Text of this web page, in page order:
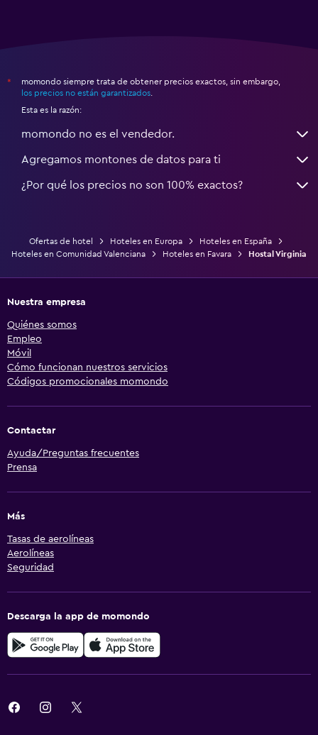
*
momondo siempre trata de obtener precios exactos, sin embargo,
los precios no están garantizados
Esta es la razón:
momondo no es el vendedor.
Agregamos montones de datos para ti
¿Por qué los precios no son 100% exactos?
Ofertas de hotel Hoteles en Europa
Hoteles en España
Hoteles en Comunidad Valenciana
Hoteles en Favara Hostal Virginia
Nuestra empresa
Quiénes somos
Empleo
Móvil
Cómo funcionan nuestros servicios
Códigos promocionales momondo
Contactar
Ayuda/Preguntas frecuentes
Prensa
Más
Tasas de aerolíneas
Aerolíneas
Seguridad
Descarga la app de momondo